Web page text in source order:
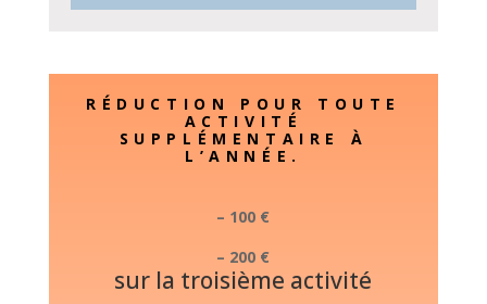
RÉDUCTION POUR TOUTE
ACTIVITÉ
SUPPLÉMENTAIRE À
L’ANNÉE.
– 100 €
– 200 €
sur la troisième activité